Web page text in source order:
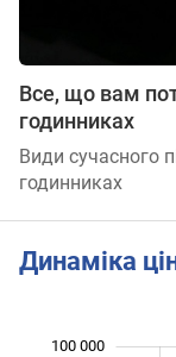
Все, що вам
годинниках
Види сучасного
годинниках
Динаміка
100 000